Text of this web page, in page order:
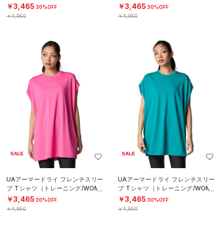
ーニング/WOMEN）
￥3,465 30%OFF
￥4,950
N）
￥3,465 30%OFF
￥4,950
SALE
UAアーマードライ フレンチスリー
ブ Tシャツ（トレーニング/WOME
N）
￥3,465 30%OFF
￥4,950
SALE
UAアーマードライ フレンチスリー
ブ Tシャツ（トレーニング/WOME
N）
￥3,465 30%OFF
￥4,950